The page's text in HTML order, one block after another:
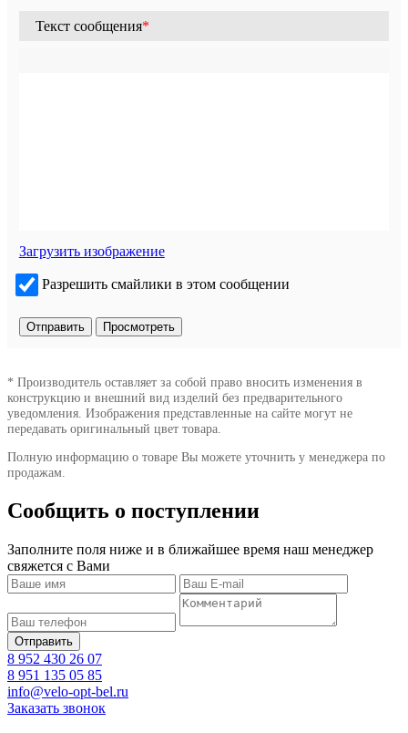
Текст сообщения*
Загрузить изображение
Разрешить смайлики в этом сообщении
* Производитель оставляет за собой право вносить изменения в
конструкцию и внешний вид изделий без предварительного
уведомления. Изображения представленные на сайте могут не
передавать оригинальный цвет товара.
Полную информацию о товаре Вы можете уточнить у менеджера по
продажам.
Сообщить о поступлении
Заполните поля ниже и в ближайшее время наш менеджер
свяжется с Вами
8 952 430 26 07
8 951 135 05 85
info@velo-opt-bel.ru
Заказать звонок